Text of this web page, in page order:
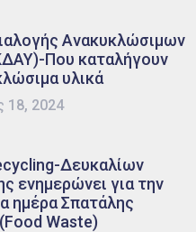
Ανακυκλώσιμων
Που καταλήγουν
υλικά
18, 2024
Δευκαλίων
ενημερώνει για την
ημέρα Σπατάλης
Waste)